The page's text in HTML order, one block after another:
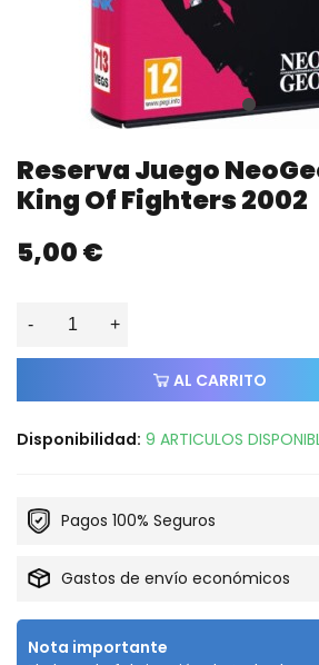
Reserva Juego
King Of Fighters 2002
5,00 €
- +
AL CARRITO
Disponibilidad: 9 ARTICULOS
Pagos 100% Seguros
Gastos de envío económicos
Nota importante